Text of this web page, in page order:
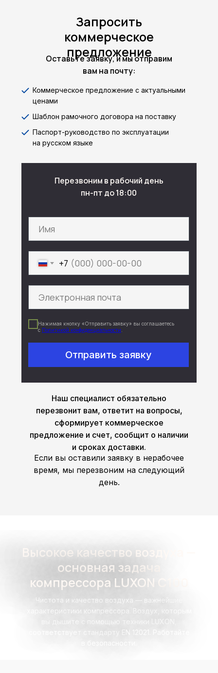
Запросить
коммерческое
предложение
Оставьте заявку, и мы отправим
вам на почту:
Наш специалист обязательно
перезвонит вам, ответит на вопросы,
сформирует коммерческое
предложение и счет, сообщит о наличии
и сроках доставки.
Если вы оставили заявку в нерабочее
время, мы перезвоним на следующий
день.
Перезвоним в рабочий день
пн-пт до 18:00
Коммерческое предложение с актуальными
ценами
Паспорт-руководство по эксплуатации
на русском языке
Шаблон рамочного договора на поставку
+7
Нажимая кнопку «Отправить заявку» вы соглашаетесь
с Политикой конфиденциальности
Отправить заявку
Высокое качество воздуха —
основная задача
компрессора LUXON C100
Чистота и качество воздуха — важнейшие
характеристики компрессора. Воздух, которым
вы дышите с помощью техники LUXON,
соответствует стандарту EN 12021. Работайте
в безопасности.